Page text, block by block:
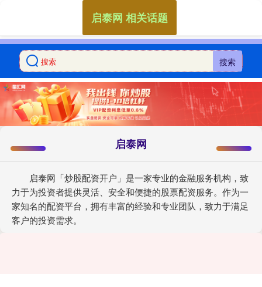
搜索
启泰网
启泰网「炒股配资开户」是一家专业的金融服务机构，致
力于为投资者提供灵活、安全和便捷的股票配资服务。作为一
家知名的配资平台，拥有丰富的经验和专业团队，致力于满足
客户的投资需求。
启泰网 相关话题